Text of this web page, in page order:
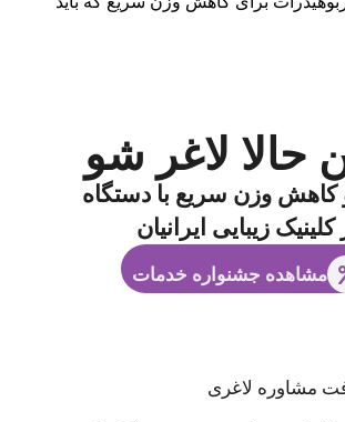
حالا لاغر شو
کاهش وزن سریع با دستگاه
کلینیک زیبایی ایرانیان
مشاهده جشنواره خدمات
مشاوره لاغری